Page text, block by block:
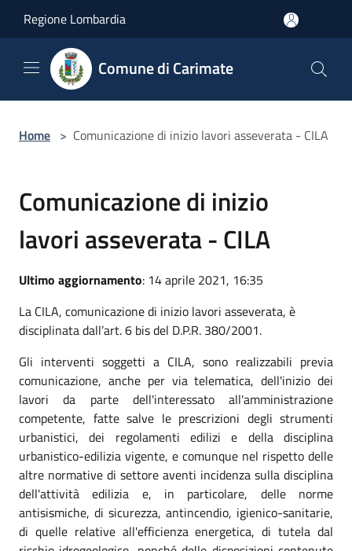
Regione Lombardia
Comune di Carimate
Home > Comunicazione di inizio lavori asseverata - CILA
Comunicazione di inizio
lavori asseverata - CILA
Ultimo aggiornamento: 14 aprile 2021, 16:35
La CILA, comunicazione di inizio lavori asseverata, è
disciplinata dall’art. 6 bis del D.P.R. 380/2001.
Gli interventi soggetti a CILA, sono realizzabili previa
comunicazione, anche per via telematica, dell'inizio dei
lavori da parte dell'interessato all'amministrazione
competente, fatte salve le prescrizioni degli strumenti
urbanistici, dei regolamenti edilizi e della disciplina
urbanistico-edilizia vigente, e comunque nel rispetto delle
altre normative di settore aventi incidenza sulla disciplina
dell'attività edilizia e, in particolare, delle norme
antisismiche, di sicurezza, antincendio, igienico-sanitarie,
di quelle relative all'efficienza energetica, di tutela dal